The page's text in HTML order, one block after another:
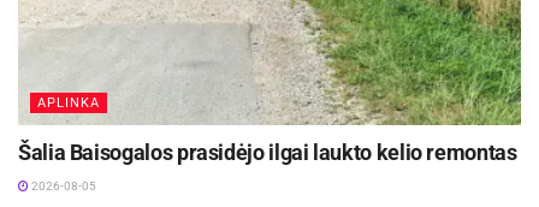
APLINKA
Šalia Baisogalos prasidėjo ilgai laukto kelio remontas
2026-08-05